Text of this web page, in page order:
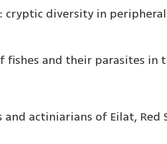
cryptic diversity in
fishes and their parasites in
actiniarians of Eilat, Red